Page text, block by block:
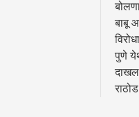
बाबू
पुणे